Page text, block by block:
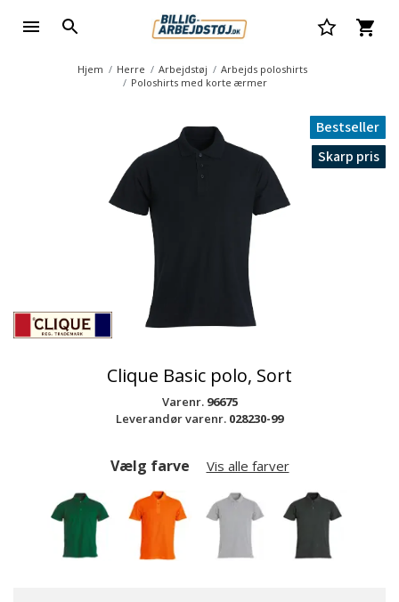
Hjem Herre Arbejdstøj
Arbejds poloshirts
Poloshirts med korte ærmer
Bestseller
Skarp pris
Clique Basic polo, Sort
Varenr. 96675
Leverandør varenr. 028230-99
Vælg farve Vis alle farver